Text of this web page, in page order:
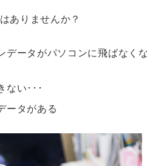
ありませんか？
データがパソコンに飛ばなくな
ない･･･
ータがある